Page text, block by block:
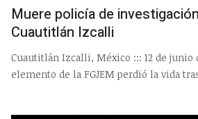
Muere policía de
Cuautitlán Izcalli
Cuautitlán Izcalli, México ::: 12 de junio
elemento de la FGJEM perdió la vida